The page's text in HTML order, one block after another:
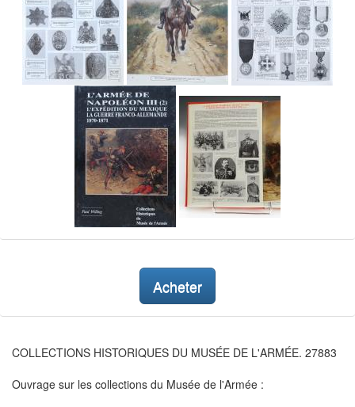
Acheter
COLLECTIONS HISTORIQUES DU MUSÉE DE L'ARMÉE. 27883
Ouvrage sur les collections du Musée de l'Armée :